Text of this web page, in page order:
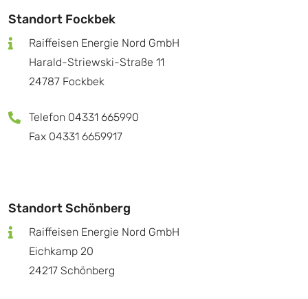
Standort Fockbek
Raiffeisen Energie Nord GmbH
Harald-Striewski-Straße 11
24787 Fockbek
Telefon 04331 665990
Fax 04331 6659917
Standort Schönberg
Raiffeisen Energie Nord GmbH
Eichkamp 20
24217 Schönberg